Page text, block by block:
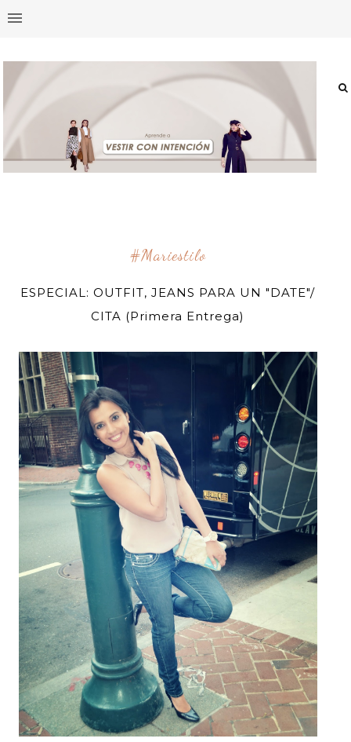
#mariestilo
ESPECIAL: OUTFIT, JEANS PARA UN "DATE"/
CITA (Primera Entrega)